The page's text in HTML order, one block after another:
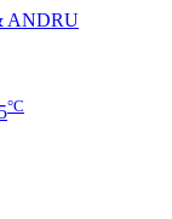
ANDRU
°C